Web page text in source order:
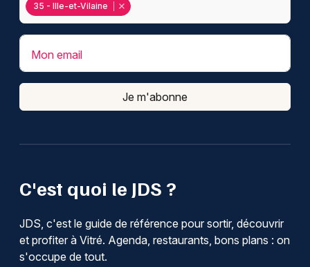
C'est quoi le JDS ?
JDS, c'est le guide de référence pour sortir, découvrir
et profiter à Vitré. Agenda, restaurants, bons plans : on
s'occupe de tout.
35 - Ille-et-Vilaine
Mon email
Je m'abonne